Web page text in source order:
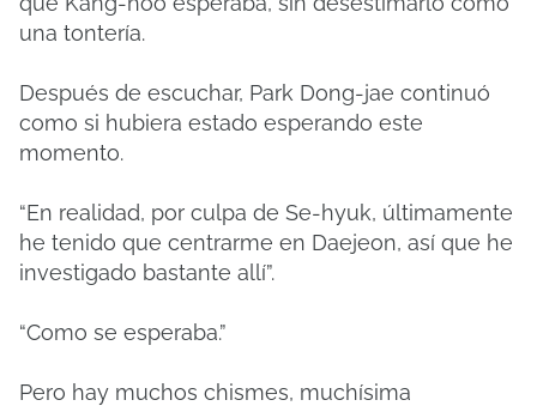
una tontería.
Después de escuchar, Park Dong-jae continuó
como si hubiera estado esperando este
momento.
“En realidad, por culpa de Se-hyuk, últimamente
he tenido que centrarme en Daejeon, así que he
investigado bastante allí”.
“Como se esperaba.”
Pero hay muchos chismes, muchísima